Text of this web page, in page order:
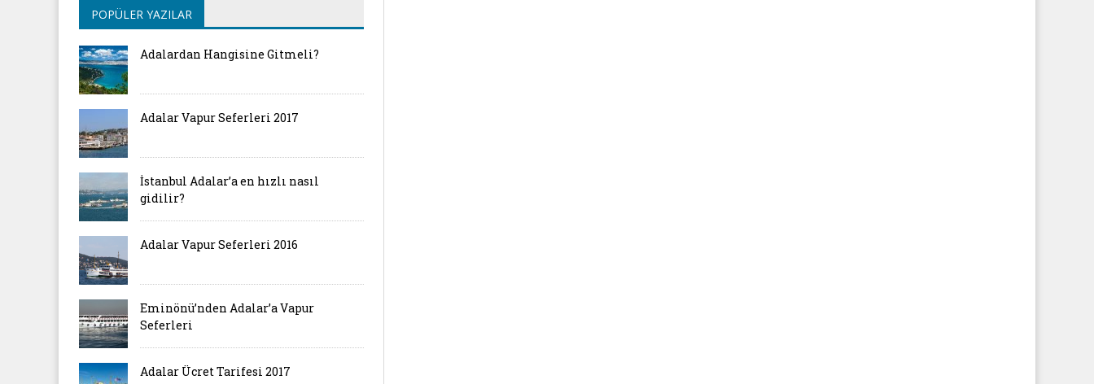
POPÜLER YAZILAR
Adalardan Hangisine Gitmeli?
Adalar Vapur Seferleri 2017
İstanbul Adalar’a en hızlı nasıl
gidilir?
Adalar Vapur Seferleri 2016
Eminönü’nden Adalar’a Vapur
Seferleri
Adalar Ücret Tarifesi 2017